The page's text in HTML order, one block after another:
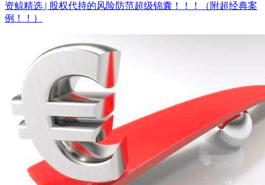
资鲸精选 | 股权代持的风险防范超级锦囊！！！（附超经典案
例！！）